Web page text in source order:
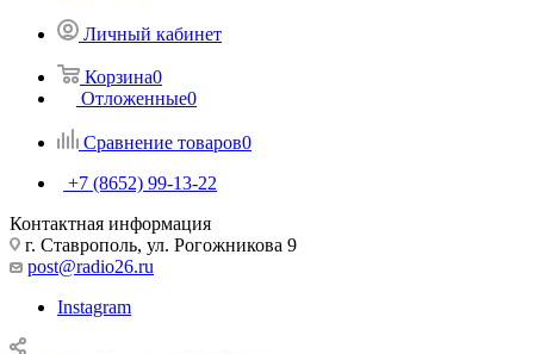
Личный кабинет
Корзина0
Отложенные0
Сравнение товаров0
+7 (8652) 99-13-22
Контактная информация
г. Ставрополь, ул. Рогожникова 9
post@radio26.ru
Instagram